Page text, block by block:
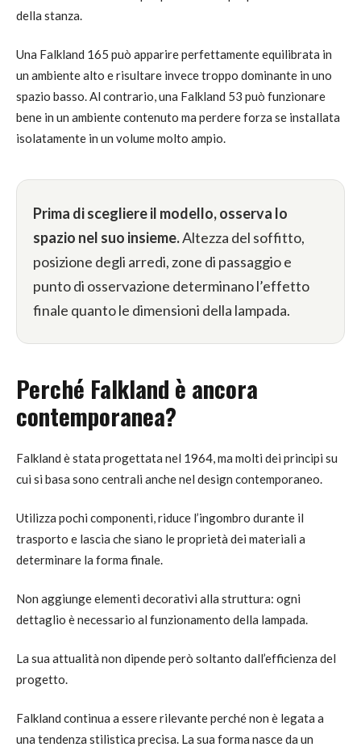
della stanza.
Una Falkland 165 può apparire perfettamente equilibrata in
un ambiente alto e risultare invece troppo dominante in uno
spazio basso. Al contrario, una Falkland 53 può funzionare
bene in un ambiente contenuto ma perdere forza se installata
isolatamente in un volume molto ampio.
Prima di scegliere il modello, osserva lo
spazio nel suo insieme.Altezza del soffitto,
posizione degli arredi, zone di passaggio e
punto di osservazione determinano l’effetto
finale quanto le dimensioni della lampada.
Perché Falkland è ancora
contemporanea?
Falkland è stata progettata nel 1964, ma molti dei principi su
cui si basa sono centrali anche nel design contemporaneo.
Utilizza pochi componenti, riduce l’ingombro durante il
trasporto e lascia che siano le proprietà dei materiali a
determinare la forma finale.
Non aggiunge elementi decorativi alla struttura: ogni
dettaglio è necessario al funzionamento della lampada.
La sua attualità non dipende però soltanto dall’efficienza del
progetto.
Falkland continua a essere rilevante perché non è legata a
una tendenza stilistica precisa. La sua forma nasce da un